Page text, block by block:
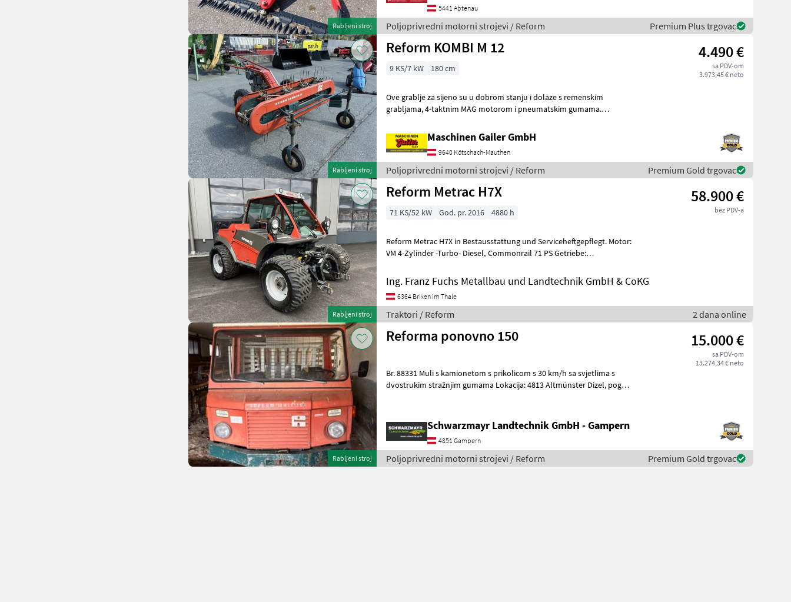
Rabljeni stroj
5441 Abtenau
Poljoprivredni motorni strojevi / Reform Premium Plus trgovac
Rabljeni stroj
Reform KOMBI M 12 4.490 €
sa PDV-om
3.973,45 € neto
9 KS/7 kW 180 cm
Ove grablje za sijeno su u dobrom stanju i dolaze s remenskim
grabljama, 4-taktnim MAG motorom i pneumatskim gumama.
Maschinen Gailer GmbH
9640 Kötschach-Mauthen
Poljoprivredni motorni strojevi / Reform Premium Gold trgovac
Rabljeni stroj
Reform Metrac H7X 58.900 €
bez PDV-a
71 KS/52 kW God. pr. 2016 4880 h
Reform Metrac H7X in Bestausstattung und Serviceheftgepflegt. Motor:
VM 4-Zylinder -Turbo- Diesel, Commonrail 71 PS Getriebe:
Ing. Franz Fuchs Metallbau und Landtechnik GmbH & CoKG
6364 Brixen im Thale
Traktori / Reform 2 dana online
Rabljeni stroj
Reforma ponovno 150 15.000 €
sa PDV-om
13.274,34 € neto
Br. 88331 Muli s kamionetom s prikolicom s 30 km/h sa svjetlima s
dvostrukim stražnjim gumama Lokacija: 4813 Altmünster Dizel, pogon
Schwarzmayr Landtechnik GmbH - Gampern
4851 Gampern
Poljoprivredni motorni strojevi / Reform Premium Gold trgovac